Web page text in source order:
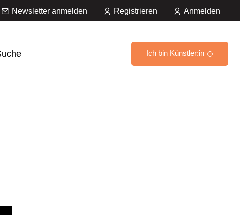
Newsletter anmelden Registrieren Anmelden
Ich bin Künstler:in